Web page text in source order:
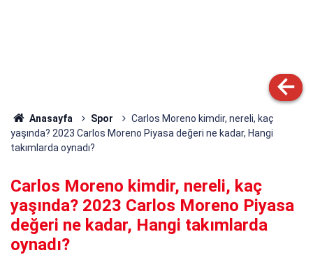
Anasayfa Spor
Carlos Moreno kimdir, nereli, kaç
yaşında? 2023 Carlos Moreno Piyasa değeri ne kadar, Hangi
takımlarda oynadı?
Carlos Moreno kimdir, nereli, kaç
yaşında? 2023 Carlos Moreno Piyasa
değeri ne kadar, Hangi takımlarda
oynadı?